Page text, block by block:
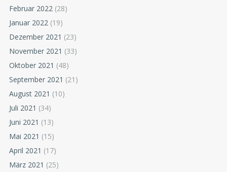
Februar 2022 (28)
Januar 2022 (19)
Dezember 2021 (23)
November 2021 (33)
Oktober 2021 (48)
September 2021 (21)
August 2021 (10)
Juli 2021 (34)
Juni 2021 (13)
Mai 2021 (15)
April 2021 (17)
März 2021 (25)